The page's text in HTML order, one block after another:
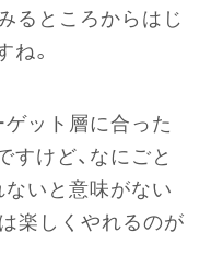
るところからはじ
。
ゲット層に合った
けど、なにごと
ないと意味がない
楽しくやれるのが